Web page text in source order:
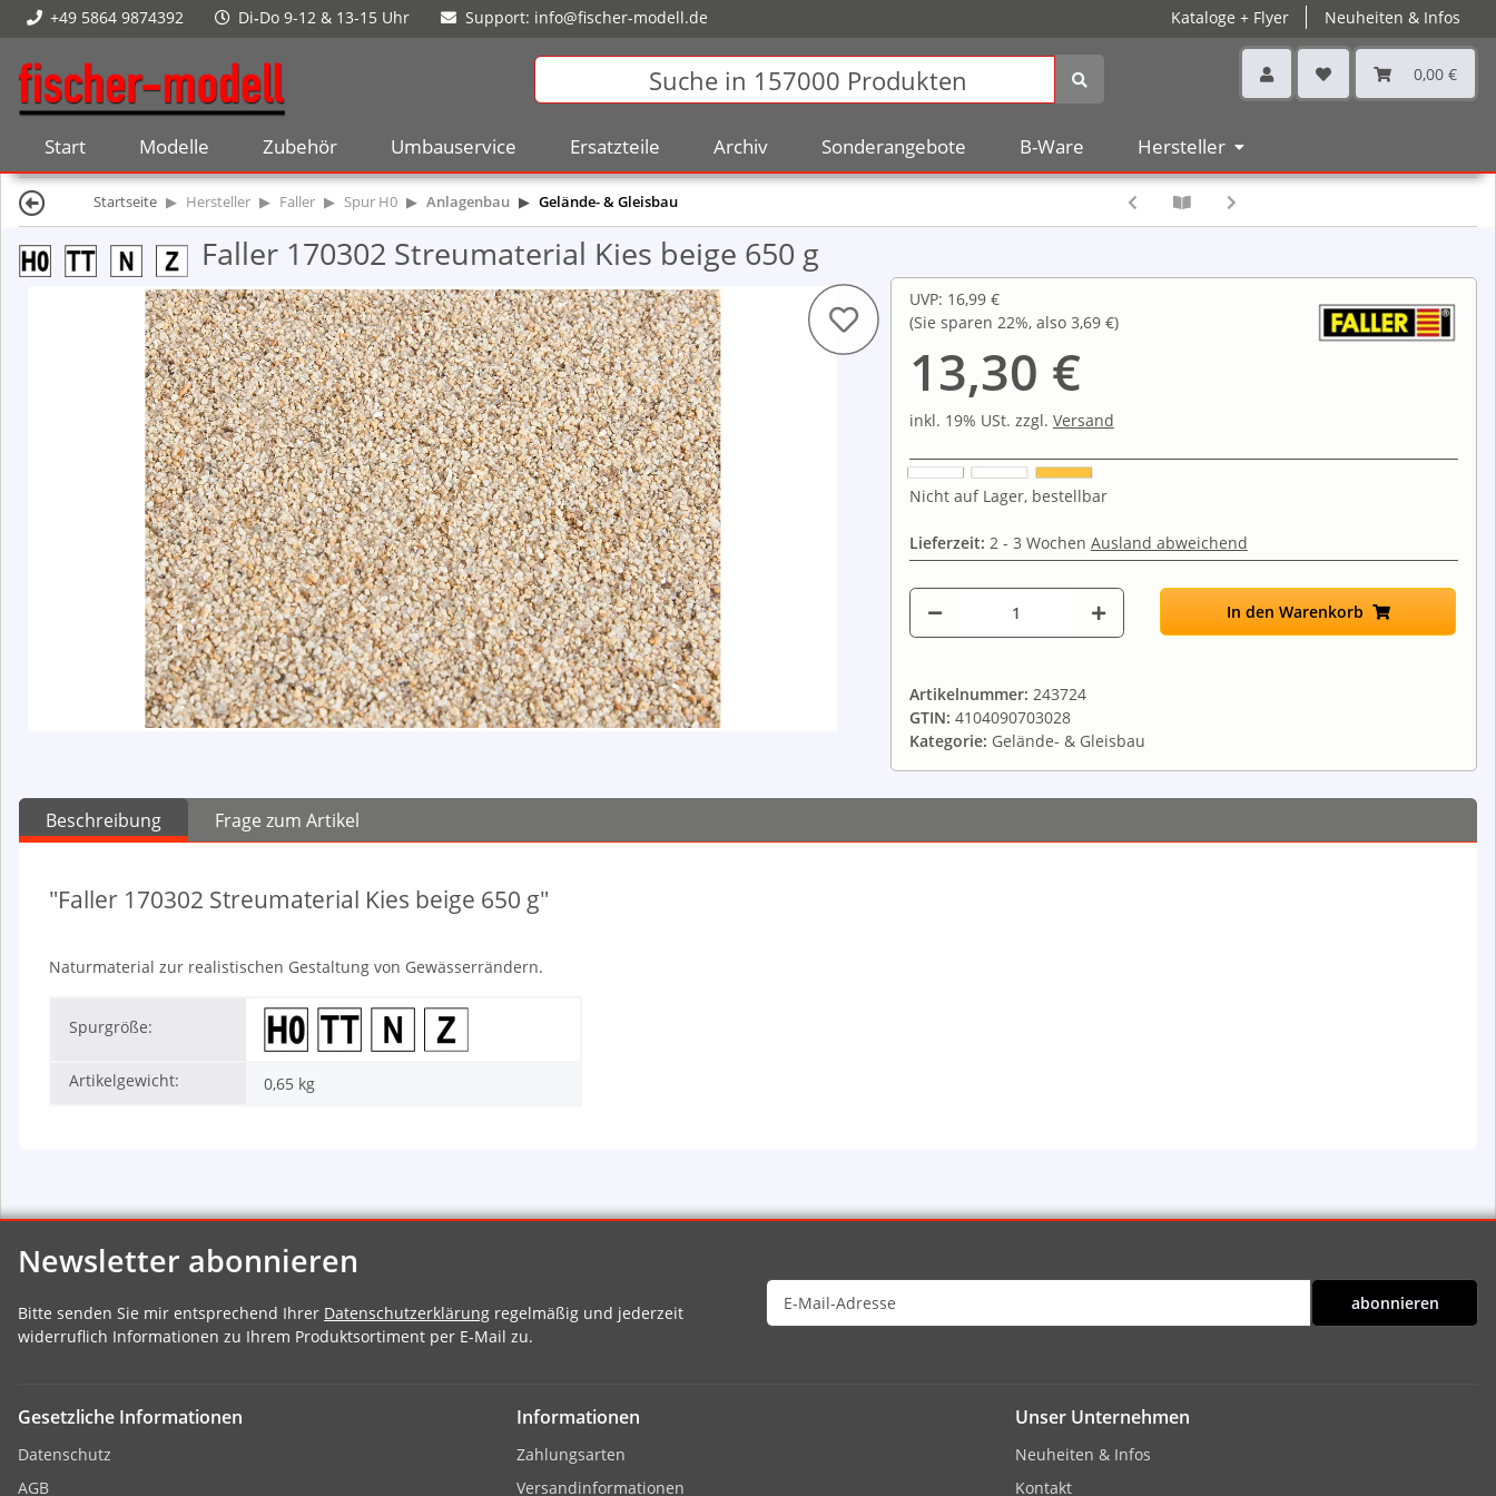
Kataloge + Flyer Neuheiten & Infos
+49 5864 9874392 Di-Do 9-12 & 13-15 Uhr Support: info@fischer-modell.de
0,00 €
Start Modelle Zubehör Umbauservice Ersatzteile Archiv Sonderangebote B-Ware Hersteller
Startseite Hersteller Faller Spur H0 Anlagenbau Gelände- & Gleisbau
Faller 170302 Streumaterial Kies beige 650 g
UVP: 16,99 €
(Sie sparen 22%, also 3,69 €)
13,30 €
inkl. 19% USt. zzgl. Versand
Nicht auf Lager, bestellbar
Lieferzeit: 2 - 3 Wochen Ausland abweichend
In den Warenkorb
Artikelnummer: 243724
GTIN: 4104090703028
Kategorie: Gelände- & Gleisbau
Beschreibung Frage zum Artikel
"Faller 170302 Streumaterial Kies beige 650 g"
Naturmaterial zur realistischen Gestaltung von Gewässerrändern.
Spurgröße:
Artikelgewicht: 0,65 kg
Newsletter abonnieren
Bitte senden Sie mir entsprechend Ihrer Datenschutzerklärung regelmäßig und jederzeit
widerruflich Informationen zu Ihrem Produktsortiment per E-Mail zu.
abonnieren
Gesetzliche Informationen
Datenschutz
AGB
Informationen
Zahlungsarten
Versandinformationen
Unser Unternehmen
Neuheiten & Infos
Kontakt